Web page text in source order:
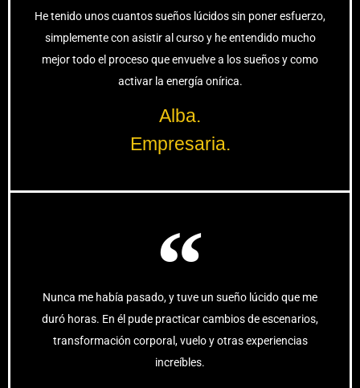
He tenido unos cuantos sueños lúcidos sin poner esfuerzo,
simplemente con asistir al curso y he entendido mucho
mejor todo el proceso que envuelve a los sueños y como
activar la energía onírica.
Alba.
Empresaria.
Nunca me había pasado, y tuve un sueño lúcido que me
duró horas. En él pude practicar cambios de escenarios,
transformación corporal, vuelo y otras experiencias
increíbles.